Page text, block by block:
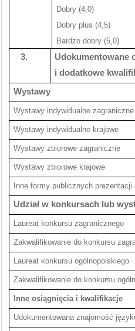
Dobry (4,0)
Dobry plus (4,5)
Bardzo dobry (5,0)
3.
Udokumentowane
i dodatkowe
Wystawy
Wystawy indywidualne zagraniczne
Wystawy indywidualne krajowe
Wystawy zbiorowe zagraniczne
Wystawy zbiorowe krajowe
Inne formy publicznych
Udział w konkursach lub
Laureat konkursu zagranicznego
Zakwalifikowanie do konkursu
Laureat konkursu ogólnopolskiego
Zakwalifikowanie do konkursu
Inne osiągnięcia i kwalifikacje
Udokumentowana znajomość